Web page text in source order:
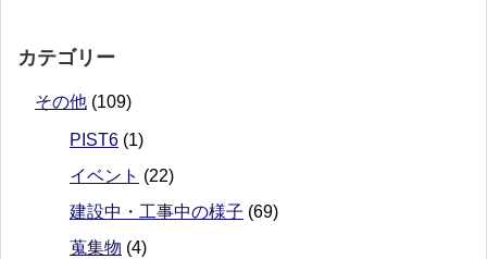
カテゴリー
その他 (109)
PIST6 (1)
イベント (22)
建設中・工事中の様子 (69)
蒐集物 (4)